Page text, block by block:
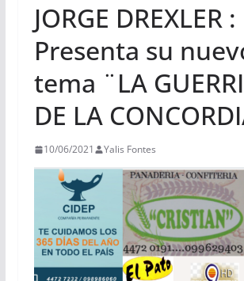
JORGE DREXLER :
Presenta su
tema ¨LA
DE LA
10/06/2021 Yalis Fontes